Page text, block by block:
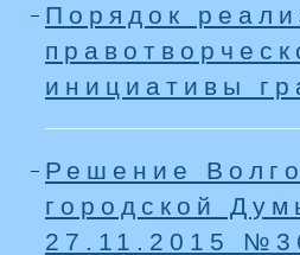
Порядок
инициативы
Решение
городской
27.11.2015